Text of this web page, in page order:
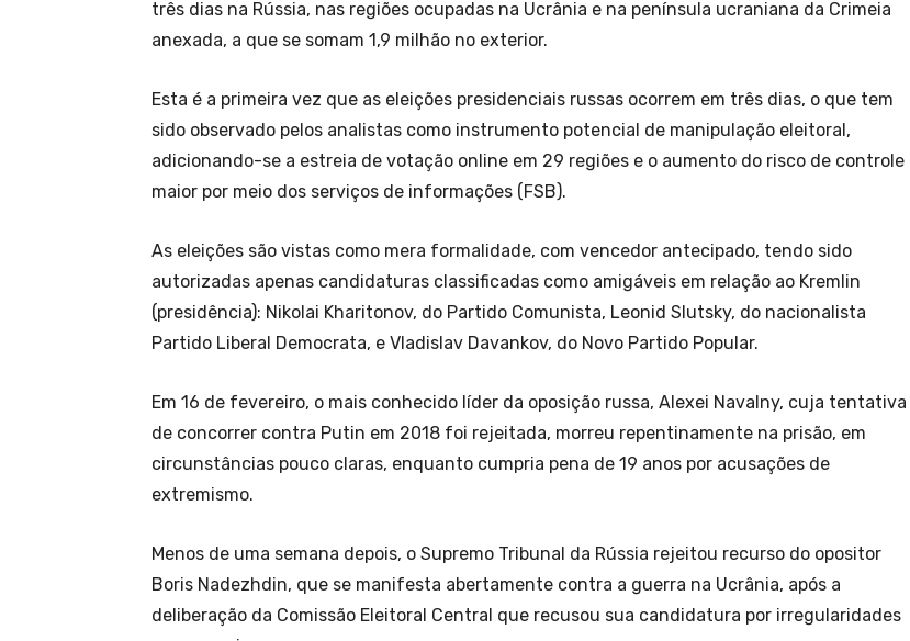
três dias na Rússia, nas regiões ocupadas na Ucrânia e na península ucraniana da Crimeia
anexada, a que se somam 1,9 milhão no exterior.
Esta é a primeira vez que as eleições presidenciais russas ocorrem em três dias, o que tem
sido observado pelos analistas como instrumento potencial de manipulação eleitoral,
adicionando-se a estreia de votação online em 29 regiões e o aumento do risco de controle
maior por meio dos serviços de informações (FSB).
As eleições são vistas como mera formalidade, com vencedor antecipado, tendo sido
autorizadas apenas candidaturas classificadas como amigáveis em relação ao Kremlin
(presidência): Nikolai Kharitonov, do Partido Comunista, Leonid Slutsky, do nacionalista
Partido Liberal Democrata, e Vladislav Davankov, do Novo Partido Popular.
Em 16 de fevereiro, o mais conhecido líder da oposição russa, Alexei Navalny, cuja tentativa
de concorrer contra Putin em 2018 foi rejeitada, morreu repentinamente na prisão, em
circunstâncias pouco claras, enquanto cumpria pena de 19 anos por acusações de
extremismo.
Menos de uma semana depois, o Supremo Tribunal da Rússia rejeitou recurso do opositor
Boris Nadezhdin, que se manifesta abertamente contra a guerra na Ucrânia, após a
deliberação da Comissão Eleitoral Central que recusou sua candidatura por irregularidades